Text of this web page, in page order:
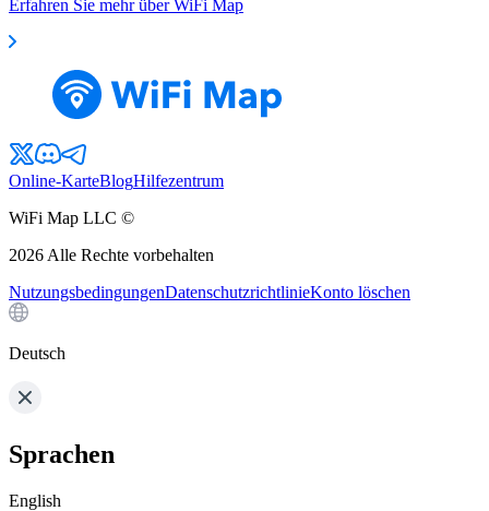
Erfahren Sie mehr über WiFi Map
Online-KarteBlogHilfezentrum
WiFi Map LLC ©
2026 Alle Rechte vorbehalten
NutzungsbedingungenDatenschutzrichtlinieKonto löschen
Deutsch
Sprachen
English